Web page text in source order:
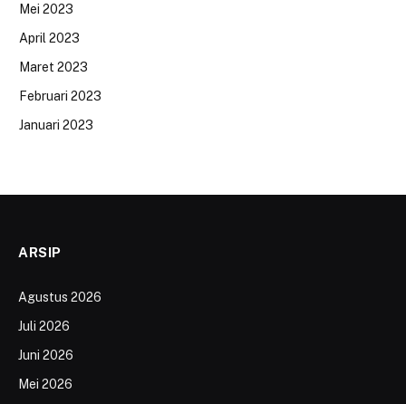
Mei 2023
April 2023
Maret 2023
Februari 2023
Januari 2023
ARSIP
Agustus 2026
Juli 2026
Juni 2026
Mei 2026